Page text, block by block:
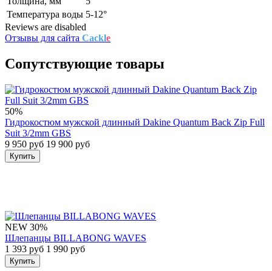
Температура воды 5-12°
Reviews are disabled
Отзывы для сайта Cackle
Сопутствующие товары
50%
Гидрокостюм мужской длинный Dakine Quantum Back Zip Full
Suit 3/2mm GBS
9 950 руб 19 900 руб
Купить
NEW 30%
Шлепанцы BILLABONG WAVES
1 393 руб 1 990 руб
Купить